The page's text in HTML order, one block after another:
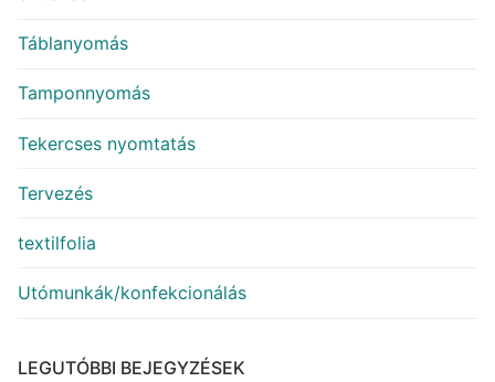
Táblanyomás
Tamponnyomás
Tekercses nyomtatás
Tervezés
textilfolia
Utómunkák/konfekcionálás
LEGUTÓBBI BEJEGYZÉSEK